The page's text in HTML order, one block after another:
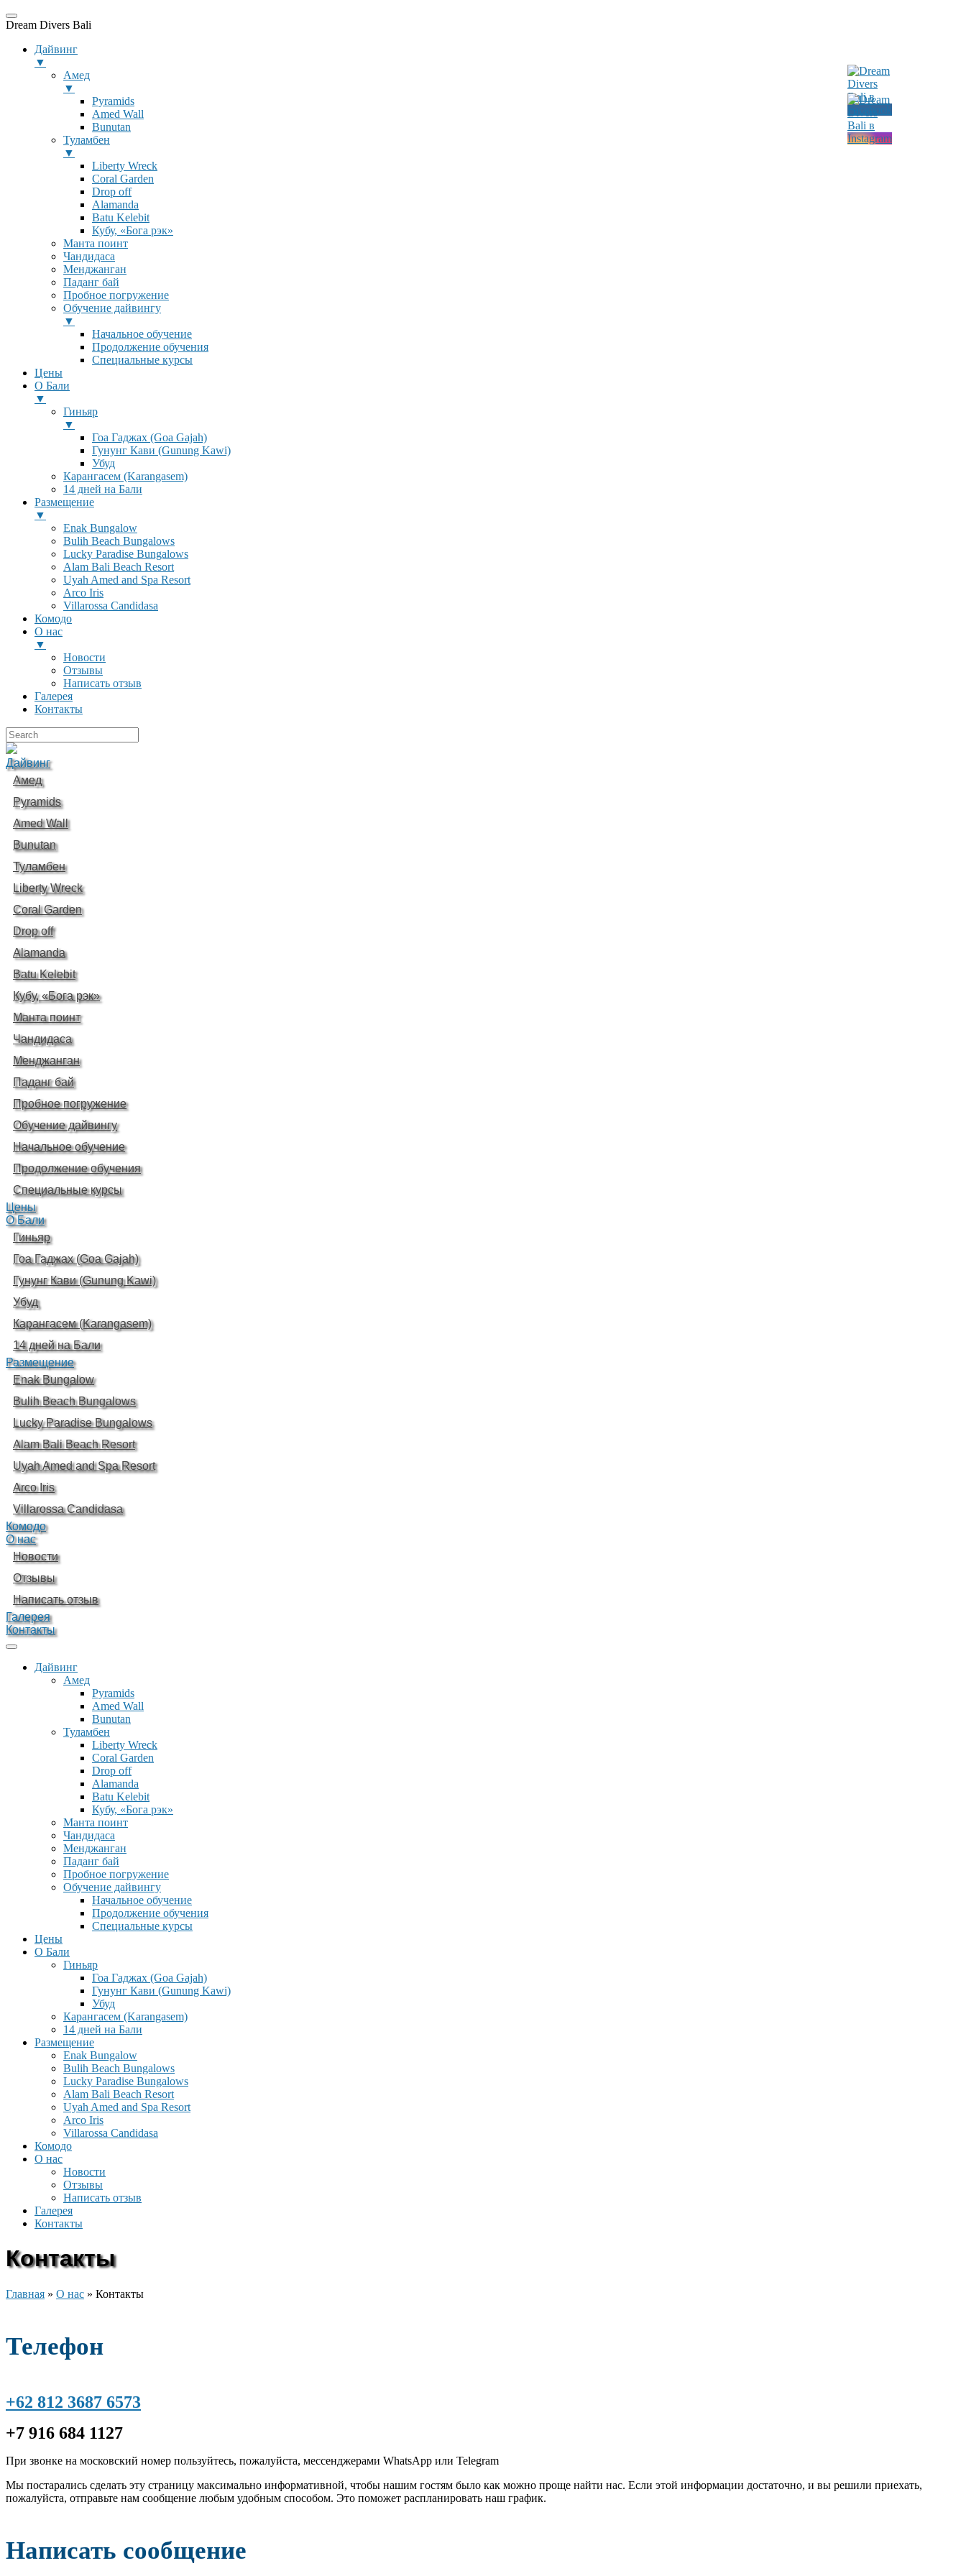
Dream Divers Bali
Дайвинг
▼
Амед
▼
Pyramids
Amed Wall
Bunutan
Туламбен
▼
Liberty Wreck
Coral Garden
Drop off
Alamanda
Batu Kelebit
Кубу, «Бога рэк»
Манта поинт
Чандидаса
Менджанган
Паданг бай
Пробное погружение
Обучение дайвингу
▼
Начальное обучение
Продолжение обучения
Специальные курсы
Цены
О Бали
▼
Гиньяр
▼
Гоа Гаджах (Goa Gajah)
Гунунг Кави (Gunung Kawi)
Убуд
Карангасем (Karangasem)
14 дней на Бали
Размещение
▼
Enak Bungalow
Bulih Beach Bungalows
Lucky Paradise Bungalows
Alam Bali Beach Resort
Uyah Amed and Spa Resort
Arco Iris
Villarossa Candidasa
Комодо
О нас
▼
Новости
Отзывы
Написать отзыв
Галерея
Контакты
Дайвинг
Амед
Pyramids
Amed Wall
Bunutan
Туламбен
Liberty Wreck
Coral Garden
Drop off
Alamanda
Batu Kelebit
Кубу, «Бога рэк»
Манта поинт
Чандидаса
Менджанган
Паданг бай
Пробное погружение
Обучение дайвингу
Начальное обучение
Продолжение обучения
Специальные курсы
Цены
О Бали
Гиньяр
Гоа Гаджах (Goa Gajah)
Гунунг Кави (Gunung Kawi)
Убуд
Карангасем (Karangasem)
14 дней на Бали
Размещение
Enak Bungalow
Bulih Beach Bungalows
Lucky Paradise Bungalows
Alam Bali Beach Resort
Uyah Amed and Spa Resort
Arco Iris
Villarossa Candidasa
Комодо
О нас
Новости
Отзывы
Написать отзыв
Галерея
Контакты
Дайвинг
Амед
Pyramids
Amed Wall
Bunutan
Туламбен
Liberty Wreck
Coral Garden
Drop off
Alamanda
Batu Kelebit
Кубу, «Бога рэк»
Манта поинт
Чандидаса
Менджанган
Паданг бай
Пробное погружение
Обучение дайвингу
Начальное обучение
Продолжение обучения
Специальные курсы
Цены
О Бали
Гиньяр
Гоа Гаджах (Goa Gajah)
Гунунг Кави (Gunung Kawi)
Убуд
Карангасем (Karangasem)
14 дней на Бали
Размещение
Enak Bungalow
Bulih Beach Bungalows
Lucky Paradise Bungalows
Alam Bali Beach Resort
Uyah Amed and Spa Resort
Arco Iris
Villarossa Candidasa
Комодо
О нас
Новости
Отзывы
Написать отзыв
Галерея
Контакты
Контакты
Главная » О нас » Контакты
Телефон
+62 812 3687 6573
+7 916 684 1127
При звонке на московский номер пользуйтесь, пожалуйста, мессенджерами WhatsApp или Telegram
Мы постарались сделать эту страницу максимально информативной, чтобы нашим гостям было как можно проще найти нас. Если этой информации достаточно, и вы решили приехать,
пожалуйста, отправьте нам сообщение любым удобным способом. Это поможет распланировать наш график.
Написать сообщение